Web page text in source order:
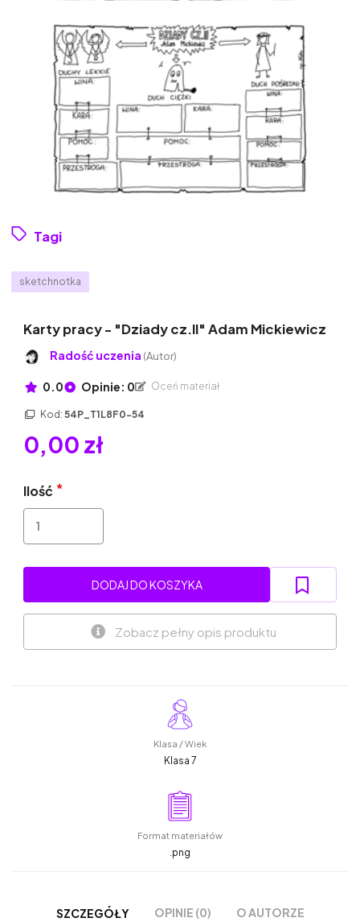
Tagi
sketchnotka
Karty pracy - "Dziady cz.II" Adam Mickiewicz
Radość uczenia (Autor)
0.0 Opinie: 0 Oceń materiał
Kod: 54P_T1L8F0-54
0,00 zł
Ilość
DODAJ DO KOSZYKA
Zobacz pełny opis produktu
Klasa / Wiek
Klasa 7
Format materiałów
.png
SZCZEGÓŁY OPINIE (0) O AUTORZE